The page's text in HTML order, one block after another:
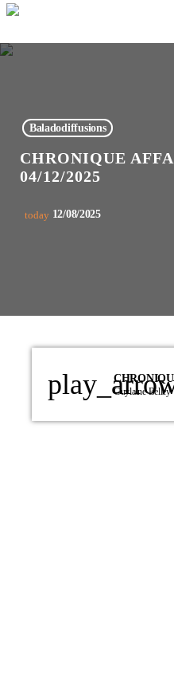
Baladodiffusions
CHRONIQUE
04/12/2025
today 12/08/2025
Guylaine Belley